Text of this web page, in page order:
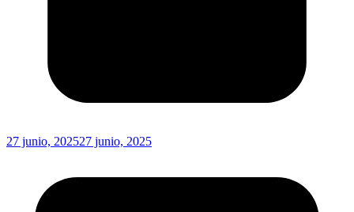
27 junio, 202527 junio, 2025